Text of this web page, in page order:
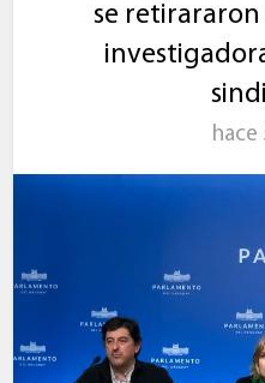
se retirararon
hace